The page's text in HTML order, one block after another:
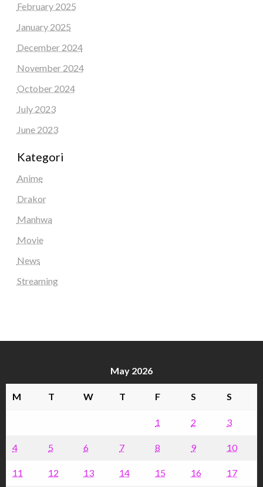
February 2025
January 2025
December 2024
November 2024
October 2024
July 2023
June 2023
Kategori
Anime
Drakor
Manhwa
Movie
News
Streaming
May 2026
M T W T F S S
1 2 3
4 5 6 7 8 9 10
11 12 13 14 15 16 17